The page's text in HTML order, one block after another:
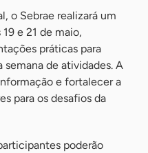
o Sebrae realizará um
e 21 de maio,
práticas para
semana de atividades. A
e fortalecer a
para os desafios da
poderão